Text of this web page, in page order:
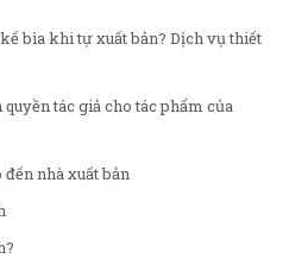
bìa khi tự xuất bản? Dịch vụ thiết
tác giả cho tác phẩm của
nhà xuất bản